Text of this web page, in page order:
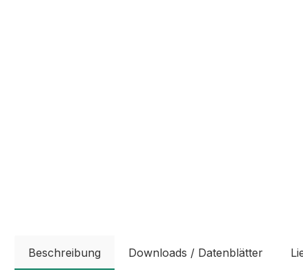
Beschreibung Downloads / Datenblätter